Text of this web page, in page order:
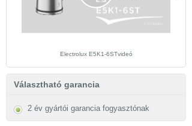
Electrolux E5K1-6STvideó
Választható garancia
2 év gyártói garancia fogyasztónak